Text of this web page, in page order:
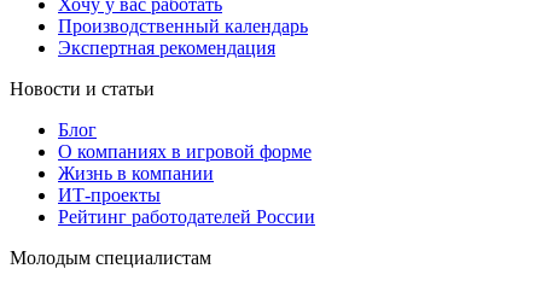
Производственный календарь
Экспертная рекомендация
Новости и статьи
Блог
О компаниях в игровой форме
Жизнь в компании
ИТ-проекты
Рейтинг работодателей России
Молодым специалистам